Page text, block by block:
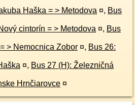
Bus 26 (C): Jakuba Haška = > Metodova ¤, Bus
26: Jakuba Haška = > Nový cintorín = > Metodova ¤, Bus
25: CENTRUM, Mlyny = > Nemocnica Zobor ¤, Bus 26:
Haška ¤, Bus 27 (H): Železničná
= > Nitrianske Hrnčiarovce ¤